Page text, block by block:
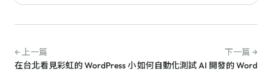
← 上一篇
在台北看見彩虹的 WordPress 小
下一篇 →
如何自動化測試 AI 開發的 Word